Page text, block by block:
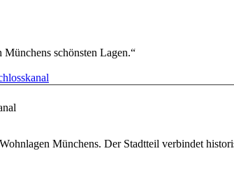
schönsten Lagen.
Münchens. Der Stadtteil verbindet